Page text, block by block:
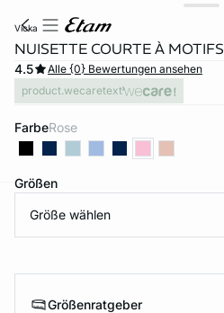
vicka
NUISETTE COURTE À MOTIFS
4.5
Alle {0} Bewertungen ansehen
product.wecaretext
Farbe rose
Größen
Größe wählen
Größenratgeber